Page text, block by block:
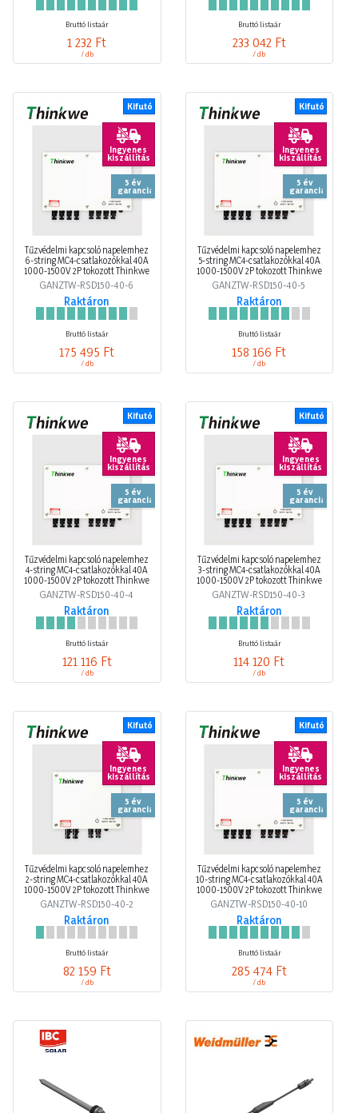
Bruttó listaár
1 232 Ft
/ db
Bruttó listaár
233 042 Ft
/ db
Kifutó
Ingyenes
kiszállítás
5 év
garancia
Tűzvédelmi kapcsoló napelemhez
6-string MC4-csatlakozókkal 40A
1000-1500V 2P tokozott Thinkwe
GANZTW-RSD150-40-6
Raktáron
Bruttó listaár
175 495 Ft
/ db
Kifutó
Ingyenes
kiszállítás
5 év
garancia
Tűzvédelmi kapcsoló napelemhez
5-string MC4-csatlakozókkal 40A
1000-1500V 2P tokozott Thinkwe
GANZTW-RSD150-40-5
Raktáron
Bruttó listaár
158 166 Ft
/ db
Kifutó
Ingyenes
kiszállítás
5 év
garancia
Tűzvédelmi kapcsoló napelemhez
4-string MC4-csatlakozókkal 40A
1000-1500V 2P tokozott Thinkwe
GANZTW-RSD150-40-4
Raktáron
Bruttó listaár
121 116 Ft
/ db
Kifutó
Ingyenes
kiszállítás
5 év
garancia
Tűzvédelmi kapcsoló napelemhez
3-string MC4-csatlakozókkal 40A
1000-1500V 2P tokozott Thinkwe
GANZTW-RSD150-40-3
Raktáron
Bruttó listaár
114 120 Ft
/ db
Kifutó
Ingyenes
kiszállítás
5 év
garancia
Tűzvédelmi kapcsoló napelemhez
2-string MC4-csatlakozókkal 40A
1000-1500V 2P tokozott Thinkwe
GANZTW-RSD150-40-2
Raktáron
Bruttó listaár
82 159 Ft
/ db
Kifutó
Ingyenes
kiszállítás
5 év
garancia
Tűzvédelmi kapcsoló napelemhez
10-string MC4-csatlakozókkal 40A
1000-1500V 2P tokozott Thinkwe
GANZTW-RSD150-40-10
Raktáron
Bruttó listaár
285 474 Ft
/ db